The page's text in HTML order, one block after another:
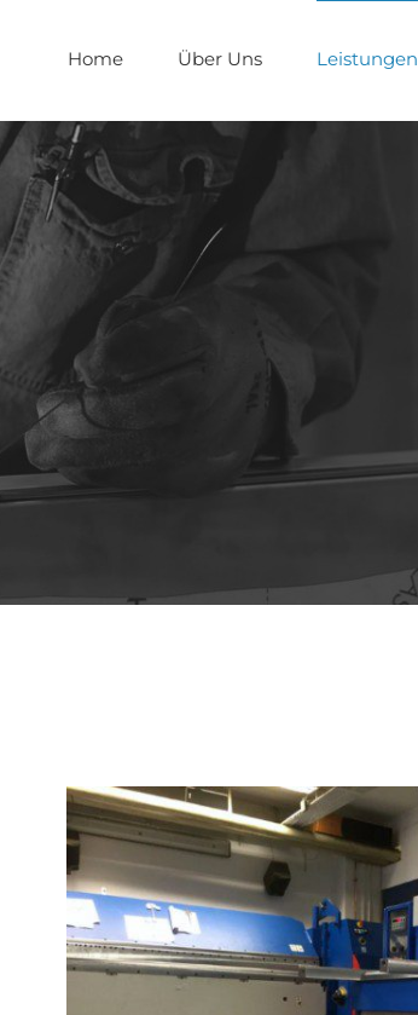
Home Über Uns Leistungen